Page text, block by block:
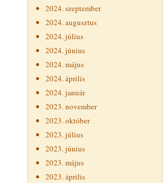
2024. szeptember
2024. augusztus
2024. július
2024. június
2024. május
2024. április
2024. január
2023. november
2023. október
2023. július
2023. június
2023. május
2023. április